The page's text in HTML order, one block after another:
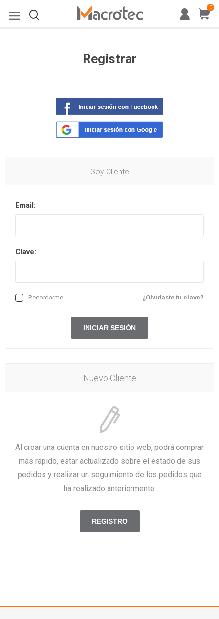
0
Registrar
Soy Cliente
Email:
Clave:
¿Olvidaste tu clave?
Recordarme
Nuevo Cliente
Al crear una cuenta en nuestro sitio web, podrá comprar
más rápido, estar actualizado sobre el estado de sus
pedidos y realizar un seguimiento de los pedidos que
ha realizado anteriormente.